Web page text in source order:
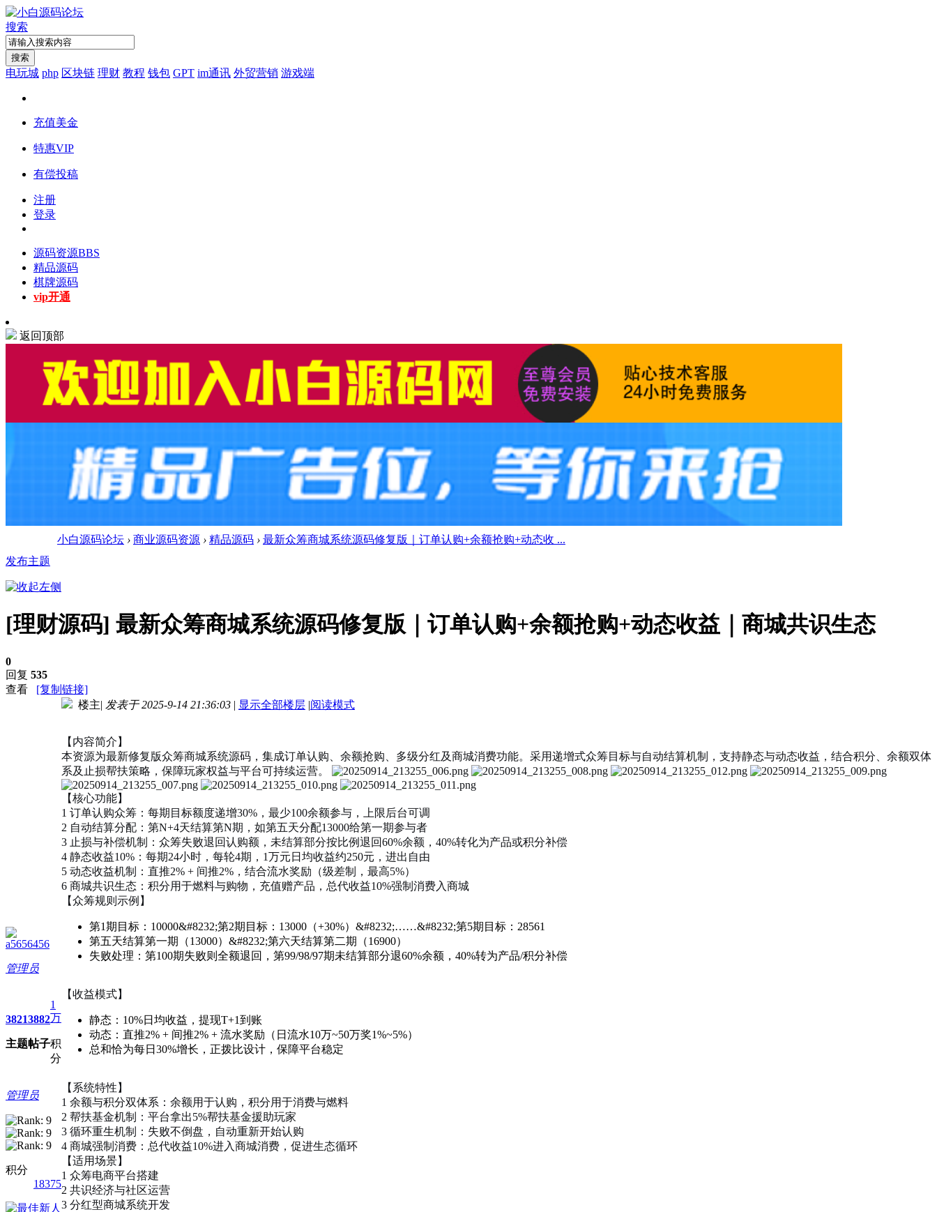
搜索
搜索
电玩城 php 区块链 理财 教程 钱包 GPT im通讯 外贸营销 游戏端
充值美金
特惠VIP
有偿投稿
注册
登录
源码资源BBS
精品源码
棋牌源码
vip开通
返回顶部
小白源码论坛 › 商业源码资源 › 精品源码 › 最新众筹商城系统源码修复版｜订单认购+余额抢购+动态收 ...
发布主题
[理财源码] 最新众筹商城系统源码修复版｜订单认购+余额抢购+动态收益｜商城共识生态
0
回复 535
查看
[复制链接]
a5656456
管理员
3821
主题
3882
帖子
1
万
积
分
管理员
积分
18375
楼主| 发表于 2025-9-14 21:36:03 | 显示全部楼层 |阅读模式
【内容简介】
本资源为最新修复版众筹商城系统源码，集成订单认购、余额抢购、多级分红及商城消费功能。采用递增式众筹目标与自动结算机制，支持静态与动态收益，结合积分、余额双体
系及止损帮扶策略，保障玩家权益与平台可持续运营。
【核心功能】
1 订单认购众筹：每期目标额度递增30%，最少100余额参与，上限后台可调
2 自动结算分配：第N+4天结算第N期，如第五天分配13000给第一期参与者
3 止损与补偿机制：众筹失败退回认购额，未结算部分按比例退回60%余额，40%转化为产品或积分补偿
4 静态收益10%：每期24小时，每轮4期，1万元日均收益约250元，进出自由
5 动态收益机制：直推2% + 间推2%，结合流水奖励（级差制，最高5%）
6 商城共识生态：积分用于燃料与购物，充值赠产品，总代收益10%强制消费入商城
【众筹规则示例】
第1期目标：10000&#8232;第2期目标：13000（+30%）&#8232;……&#8232;第5期目标：28561
第五天结算第一期（13000）&#8232;第六天结算第二期（16900）
失败处理：第100期失败则全额退回，第99/98/97期未结算部分退60%余额，40%转为产品/积分补偿
【收益模式】
静态：10%日均收益，提现T+1到账
动态：直推2% + 间推2% + 流水奖励（日流水10万~50万奖1%~5%）
总和恰为每日30%增长，正拨比设计，保障平台稳定
【系统特性】
1 余额与积分双体系：余额用于认购，积分用于消费与燃料
2 帮扶基金机制：平台拿出5%帮扶基金援助玩家
3 循环重生机制：失败不倒盘，自动重新开始认购
4 商城强制消费：总代收益10%进入商城消费，促进生态循环
【适用场景】
1 众筹电商平台搭建
2 共识经济与社区运营
3 分红型商城系统开发